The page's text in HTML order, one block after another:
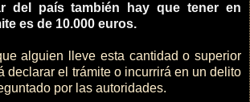
del país también hay que tener en
es de 10.000 euros.
alguien lleve esta cantidad o superior
declarar el trámite o incurrirá en un delito
por las autoridades.